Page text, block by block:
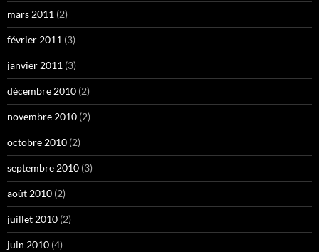
mars 2011 (2)
février 2011 (3)
janvier 2011 (3)
décembre 2010 (2)
novembre 2010 (2)
octobre 2010 (2)
septembre 2010 (3)
août 2010 (2)
juillet 2010 (2)
juin 2010 (4)